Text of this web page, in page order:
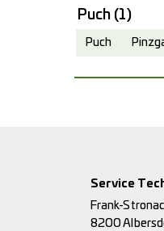
Puch (1)
Puch
Service
Frank-
8200